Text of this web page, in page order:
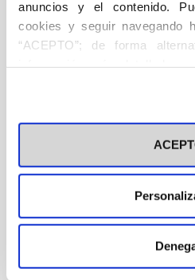
anuncios y el contenido.
cookies y seguir navegando
“ACEPTO”; de forma
en el botón "Personalizar".
visitar nuestra Política de Cookies
cristiano, y el mejor modo de
de ser esos comunicadores
pide el Papa Francisco. Es
responsabilidad el
estas profesiones, y también
público. Se ha tratado de dar
todos los diversos ámbitos de
ofreciendo valiosos
larga y exitosa trayectoria en
debe enfocar su ejercicio
trabaja en la prensa escrita,
televisión, o en medios